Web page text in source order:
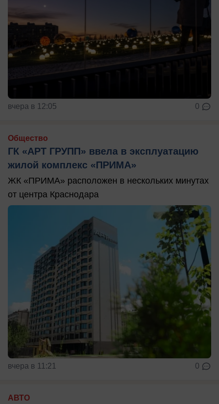
вчера в 12:05 0
Общество
ГК «АРТ ГРУПП» ввела в эксплуатацию
жилой комплекс «ПРИМА»
ЖК «ПРИМА» расположен в нескольких минутах
от центра Краснодара
вчера в 11:21 0
АВТО